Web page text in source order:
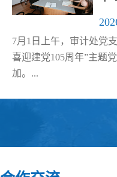
7月1日上午，审计处党
喜迎建党105周年”主题
加。...